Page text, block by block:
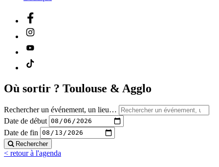
Où sortir ? Toulouse & Agglo
Rechercher un événement, un lieu…
Date de début
Date de fin
Rechercher
< retour à l'agenda